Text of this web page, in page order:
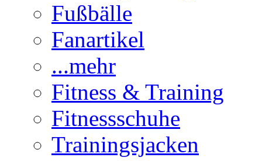
Fußbälle
Fanartikel
...mehr
Fitness & Training
Fitnessschuhe
Trainingsjacken